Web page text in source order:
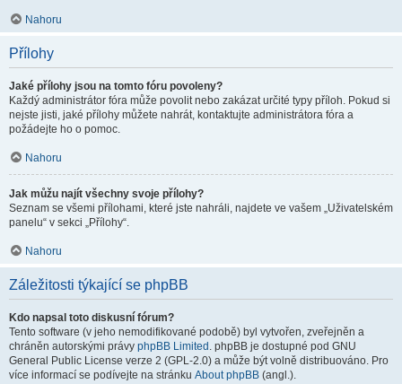
Nahoru
Přílohy
Jaké přílohy jsou na tomto fóru povoleny?
Každý administrátor fóra může povolit nebo zakázat určité typy příloh. Pokud si
nejste jisti, jaké přílohy můžete nahrát, kontaktujte administrátora fóra a
požádejte ho o pomoc.
Nahoru
Jak můžu najít všechny svoje přílohy?
Seznam se všemi přílohami, které jste nahráli, najdete ve vašem „Uživatelském
panelu“ v sekci „Přílohy“.
Nahoru
Záležitosti týkající se phpBB
Kdo napsal toto diskusní fórum?
Tento software (v jeho nemodifikované podobě) byl vytvořen, zveřejněn a
chráněn autorskými právy phpBB Limited . phpBB je dostupné pod GNU
General Public License verze 2 (GPL-2.0) a může být volně distribuováno. Pro
více informací se podívejte na stránku About phpBB (angl.).